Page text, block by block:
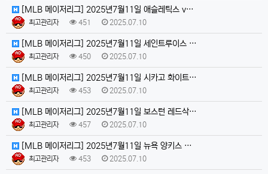
[MLB 메이저리그] 2025년7월11일 애슬레틱스 v…
최고관리자 451 2025.07.10
[MLB 메이저리그] 2025년7월11일 세인트루이스 …
최고관리자 450 2025.07.10
[MLB 메이저리그] 2025년7월11일 시카고 화이트…
최고관리자 453 2025.07.10
[MLB 메이저리그] 2025년7월11일 보스턴 레드삭…
최고관리자 457 2025.07.10
[MLB 메이저리그] 2025년7월11일 뉴욕 양키스 …
최고관리자 453 2025.07.10